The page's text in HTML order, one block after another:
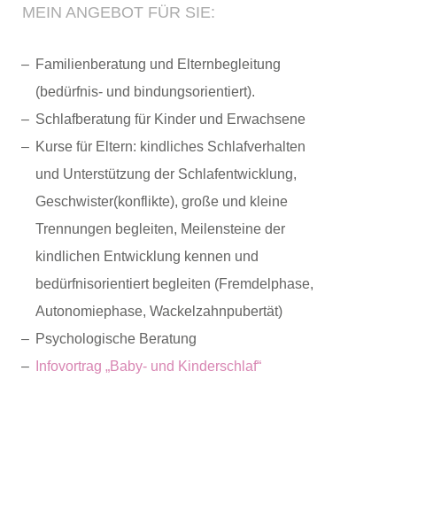
MEIN ANGEBOT FÜR SIE:
Familienberatung und Elternbegleitung
(bedürfnis- und bindungsorientiert).
Schlafberatung für Kinder und Erwachsene
Kurse für Eltern: kindliches Schlafverhalten
und Unterstützung der Schlafentwicklung,
Geschwister(konflikte), große und kleine
Trennungen begleiten, Meilensteine der
kindlichen Entwicklung kennen und
bedürfnisorientiert begleiten (Fremdelphase,
Autonomiephase, Wackelzahnpubertät)
Psychologische Beratung
Infovortrag „Baby- und Kinderschlaf“